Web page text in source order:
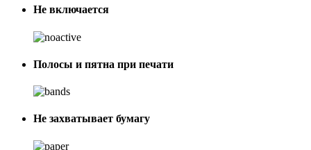
Не включается
Полосы и пятна при печати
Не захватывает бумагу